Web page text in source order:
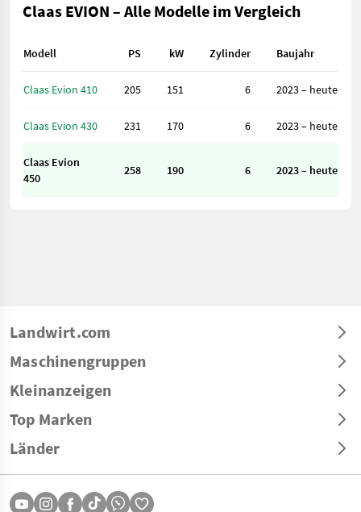
Claas EVION – Alle Modelle im Vergleich
Modell PS kW Zylinder Baujahr
Claas Evion 410 205 151 6 2023 – heute
Claas Evion 430 231 170 6 2023 – heute
Claas Evion
450
258 190 6 2023 – heute
Landwirt.com
Maschinengruppen
Kleinanzeigen
Top Marken
Länder